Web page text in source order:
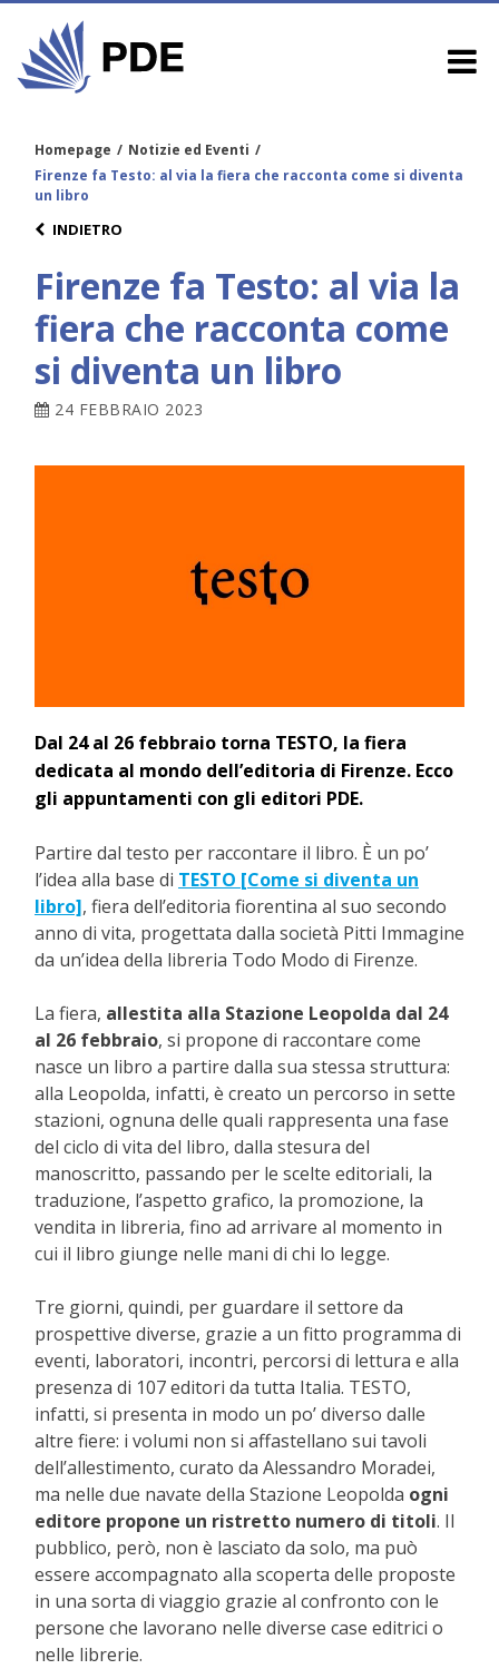
Homepage / Notizie ed Eventi /
Firenze fa Testo: al via la fiera che racconta come si diventa
un libro
INDIETRO
Firenze fa Testo: al via la
fiera che racconta come
si diventa un libro
24 FEBBRAIO 2023
Dal 24 al 26 febbraio torna TESTO, la fiera
dedicata al mondo dell’editoria di Firenze. Ecco
gli appuntamenti con gli editori PDE.
Partire dal testo per raccontare il libro. È un po’
l’idea alla base di TESTO [Come si diventa un
libro], fiera dell’editoria fiorentina al suo secondo
anno di vita, progettata dalla società Pitti Immagine
da un’idea della libreria Todo Modo di Firenze.
La fiera, allestita alla Stazione Leopolda dal 24
al 26 febbraio, si propone di raccontare come
nasce un libro a partire dalla sua stessa struttura:
alla Leopolda, infatti, è creato un percorso in sette
stazioni, ognuna delle quali rappresenta una fase
del ciclo di vita del libro, dalla stesura del
manoscritto, passando per le scelte editoriali, la
traduzione, l’aspetto grafico, la promozione, la
vendita in libreria, fino ad arrivare al momento in
cui il libro giunge nelle mani di chi lo legge.
Tre giorni, quindi, per guardare il settore da
prospettive diverse, grazie a un fitto programma di
eventi, laboratori, incontri, percorsi di lettura e alla
presenza di 107 editori da tutta Italia. TESTO,
infatti, si presenta in modo un po’ diverso dalle
altre fiere: i volumi non si affastellano sui tavoli
dell’allestimento, curato da Alessandro Moradei,
ma nelle due navate della Stazione Leopolda ogni
editore propone un ristretto numero di titoli. Il
pubblico, però, non è lasciato da solo, ma può
essere accompagnato alla scoperta delle proposte
in una sorta di viaggio grazie al confronto con le
persone che lavorano nelle diverse case editrici o
nelle librerie.